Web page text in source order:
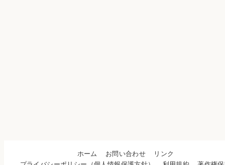
ホーム お問い合わせ
リンク